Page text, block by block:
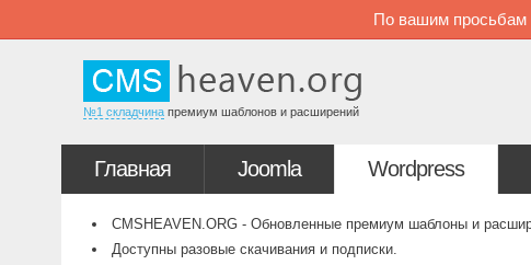
По вашим просьбам
№1 складчина премиум шаблонов и расширений
Главная Joomla Wordpress
CMSHEAVEN.ORG - Обновленные премиум шаблоны и
Доступны разовые скачивания и подписки.